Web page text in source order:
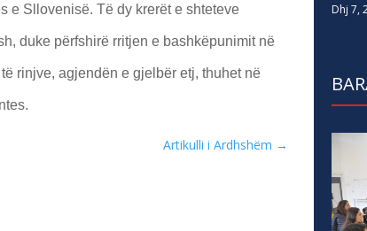
e Sllovenisë. Të dy krerët e shteteve
duke përfshirë rritjen e bashkëpunimit në
rinjve, agjendën e gjelbër etj, thuhet në
Artikulli i Ardhshëm →
Dhj 7,